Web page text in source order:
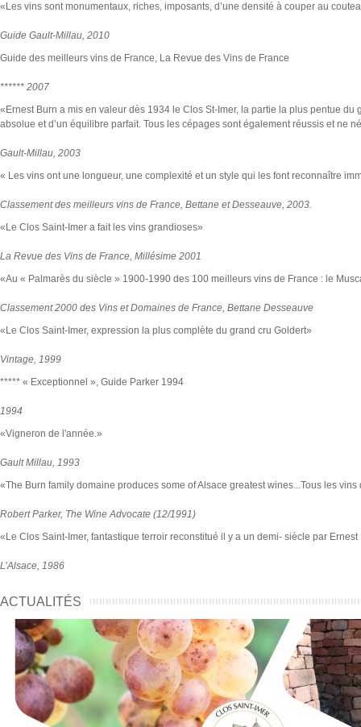
«Les vins sont monumentaux, riches, imposants, d’une densité à couper au
Guide Gault-Millau, 2010
Guide des meilleurs vins de France, La Revue des Vins de France
****** 2007
«Ernest Burn a mis en valeur dès 1934 le Clos St-Imer, la partie la plus pentue
absolue et d’un équilibre parfait. Tous les cépages sont également réussis et ne
Gault-Millau, 2003
« Les vins ont une longueur, une complexité et un style qui les font reconnaître
Classement des meilleurs vins de France, Bettane et Desseauve, 2003.
«Le Clos Saint-Imer a fait les vins grandioses»
La Revue des Vins de France, Millésime 2001
«Au « Palmarès du siècle » 1900-1990 des 100 meilleurs vins de France : le
Classement 2000 des Vins et Domaines de France, Bettane Desseauve
«Le Clos Saint-Imer, expression la plus complète du grand cru Goldert»
Vintage, 1999
***** « Exceptionnel », Guide Parker 1994
1994
«Vigneron de l'année.»
Gault Millau, 1993
«The Burn family domaine produces some of Alsace greatest wines...Tous les vins
Robert Parker, The Wine Advocate (12/1991)
«Le Clos Saint-Imer, fantastique terroir reconstitué il y a un demi- siècle par
L’Alsace, 1986
ACTUALITÉS